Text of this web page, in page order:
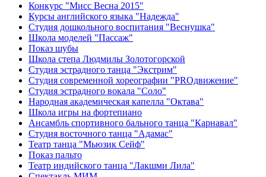
Конкурс "Мисс Весна 2015"
Курсы английского языка "Надежда"
Студия дошкольного воспитания "Веснушка"
Школа моделей "Пассаж"
Показ шубы
Школа степа Людмилы Золотогорской
Студия эстрадного танца "Экстрим"
Студия современной хореографии "PROдвижение"
Студия эстрадного вокала "Соло"
Народная академическая капелла "Октава"
Школа игры на фортепиано
Ансамбль спортивного бального танца "Карнавал"
Студия восточного танца "Адамас"
Театр танца "Мьюзик Сейф"
Показ пальто
Театр индийского танца "Лакшми Лила"